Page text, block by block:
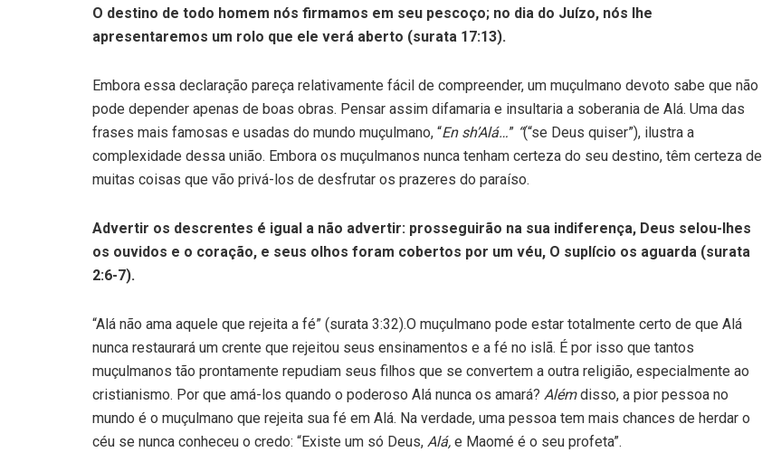
O destino de todo homem nós firmamos em seu pescoço; no dia do Juízo, nós lhe
apresentaremos um rolo que ele verá aberto (surata 17:13).
Embora essa declaração pareça relativamente fácil de compreender, um muçulmano devoto sabe que não
pode depender apenas de boas obras. Pensar assim difamaria e insultaria a soberania de Alá. Uma das
frases mais famosas e usadas do mundo muçulmano, “En sh’Alá…” “(“se Deus quiser”), ilustra a
complexidade dessa união. Embora os muçulmanos nunca tenham certeza do seu destino, têm certeza de
muitas coisas que vão privá-los de desfrutar os prazeres do paraíso.
Advertir os descrentes é igual a não advertir: prosseguirão na sua indiferença, Deus selou-lhes
os ouvidos e o coração, e seus olhos foram cobertos por um véu, O suplício os aguarda (surata
2:6-7).
“Alá não ama aquele que rejeita a fé” (surata 3:32).O muçulmano pode estar totalmente certo de que Alá
nunca restaurará um crente que rejeitou seus ensinamentos e a fé no islã. É por isso que tantos
muçulmanos tão prontamente repudiam seus filhos que se convertem a outra religião, especialmente ao
cristianismo. Por que amá-los quando o poderoso Alá nunca os amará? Alémdisso, a pior pessoa no
mundo é o muçulmano que rejeita sua fé em Alá. Na verdade, uma pessoa tem mais chances de herdar o
céu se nunca conheceu o credo: “Existe um só Deus, Alá, e Maomé é o seu profeta”.